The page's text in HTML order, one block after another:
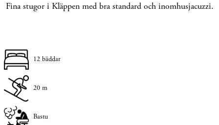
Fina stugor i Kläppen med bra standard och inomhusjacuzzi.
12 bäddar
20 m
Bastu